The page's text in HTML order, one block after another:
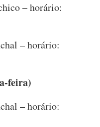
– horário:
– horário:
feira)
– horário: